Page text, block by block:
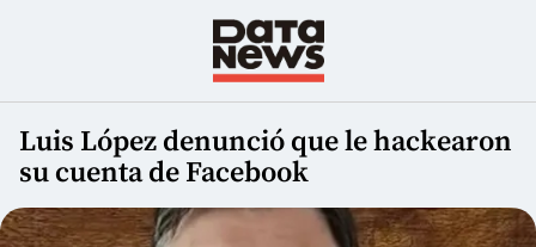
Luis López denunció que le hackearon
su cuenta de Facebook